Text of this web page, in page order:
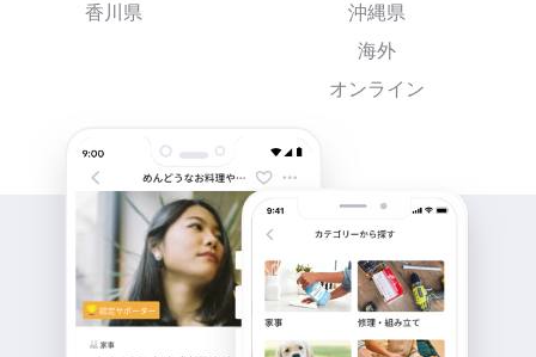
香川県
沖縄県
海外
オンライン